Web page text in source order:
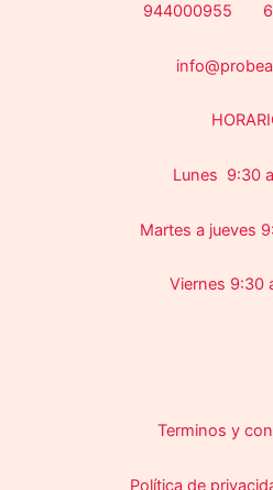
944000955
Lunes 9:30
Martes a jueves
Viernes 9:30
Terminos y
Política de